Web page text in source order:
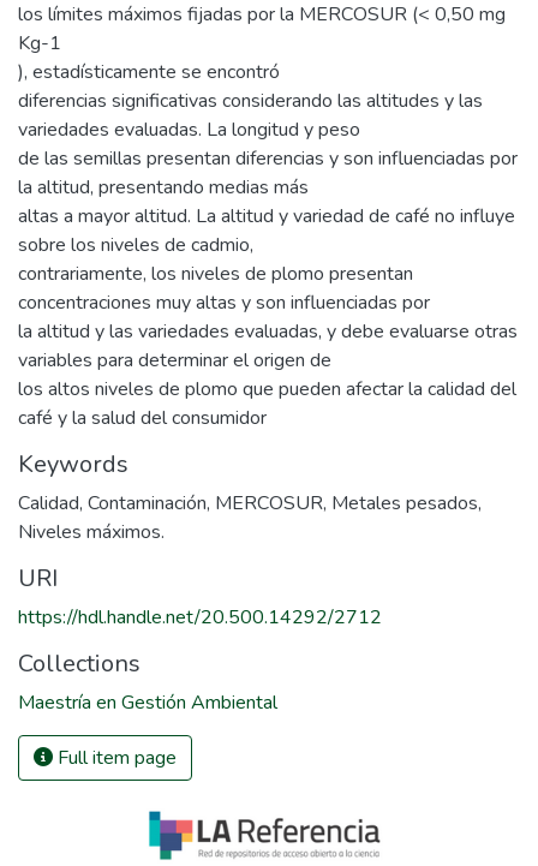
los límites máximos fijadas por la MERCOSUR (< 0,50 mg
Kg-1
), estadísticamente se encontró
diferencias significativas considerando las altitudes y las
variedades evaluadas. La longitud y peso
de las semillas presentan diferencias y son influenciadas por
la altitud, presentando medias más
altas a mayor altitud. La altitud y variedad de café no influye
sobre los niveles de cadmio,
contrariamente, los niveles de plomo presentan
concentraciones muy altas y son influenciadas por
la altitud y las variedades evaluadas, y debe evaluarse otras
variables para determinar el origen de
los altos niveles de plomo que pueden afectar la calidad del
café y la salud del consumidor
Keywords
Calidad, Contaminación, MERCOSUR, Metales pesados,
Niveles máximos.
URI
https://hdl.handle.net/20.500.14292/2712
Collections
Maestría en Gestión Ambiental
Full item page